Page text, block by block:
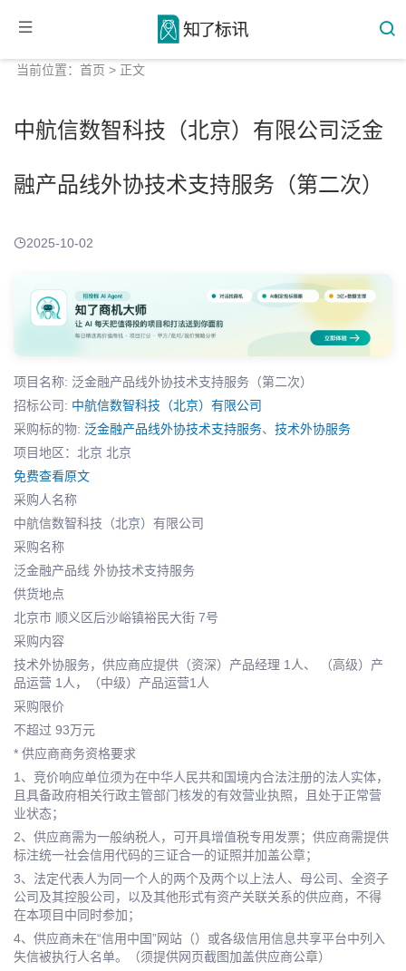
当前位置： 首页 > 正文
中航信数智科技（北京）有限公司泛金
融产品线外协技术支持服务（第二次）
2025-10-02
项目名称: 泛金融产品线外协技术支持服务（第二次）
招标公司: 中航信数智科技（北京）有限公司
采购标的物: 泛金融产品线外协技术支持服务、 技术外协服务
项目地区：北京 北京
免费查看原文
采购人名称
中航信数智科技（北京）有限公司
采购名称
泛金融产品线 外协技术支持服务
供货地点
北京市 顺义区后沙峪镇裕民大街 7号
采购内容
技术外协服务，供应商应提供（资深）产品经理 1人、 （高级）产
品运营 1人，（中级）产品运营1人
采购限价
不超过 93万元
* 供应商商务资格要求
1、竞价响应单位须为在中华人民共和国境内合法注册的法人实体，
且具备政府相关行政主管部门核发的有效营业执照，且处于正常营
业状态；
2、供应商需为一般纳税人，可开具增值税专用发票；供应商需提供
标注统一社会信用代码的三证合一的证照并加盖公章；
3、法定代表人为同一个人的两个及两个以上法人、母公司、全资子
公司及其控股公司，以及其他形式有资产关联关系的供应商，不得
在本项目中同时参加；
4、供应商未在“信用中国”网站（）或各级信用信息共享平台中列入
失信被执行人名单。（须提供网页截图加盖供应商公章）